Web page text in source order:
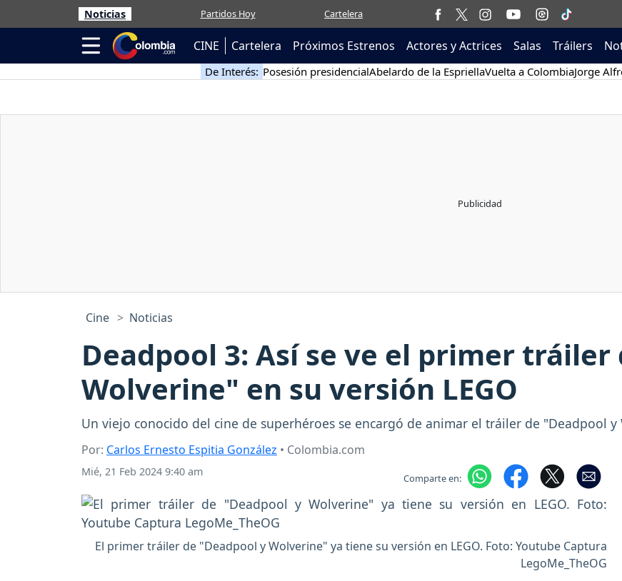
Noticias Partidos Hoy Cartelera
CINE Cartelera Próximos Estrenos Actores y Actrices Salas Tráilers
De Interés: Posesión presidencialAbelardo de la EspriellaVuelta a ColombiaJorge
Cine Noticias
Deadpool 3: Así se ve el primer
Wolverine" en su versión LEGO
Un viejo conocido del cine de superhéroes se encargó de animar el tráiler de "Deadpool y
Por: Carlos Ernesto Espitia González • Colombia.com
Mié, 21 Feb 2024 9:40 am Comparte en:
El primer tráiler de "Deadpool y Wolverine" ya tiene su versión en LEGO. Foto: Youtube Captura
LegoMe_TheOG